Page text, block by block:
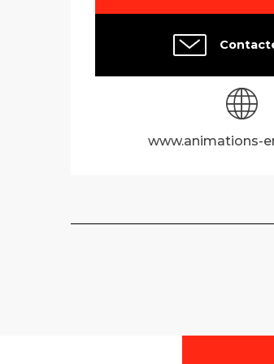
www.animations-